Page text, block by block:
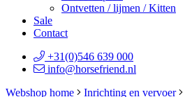
Ontvetten / lijmen / Kitten
Sale
Contact
+31(0)546 639 000
info@horsefriend.nl
Webshop home
Inrichting en vervoer